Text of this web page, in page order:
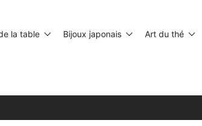
la table Bijoux japonais Art du thé